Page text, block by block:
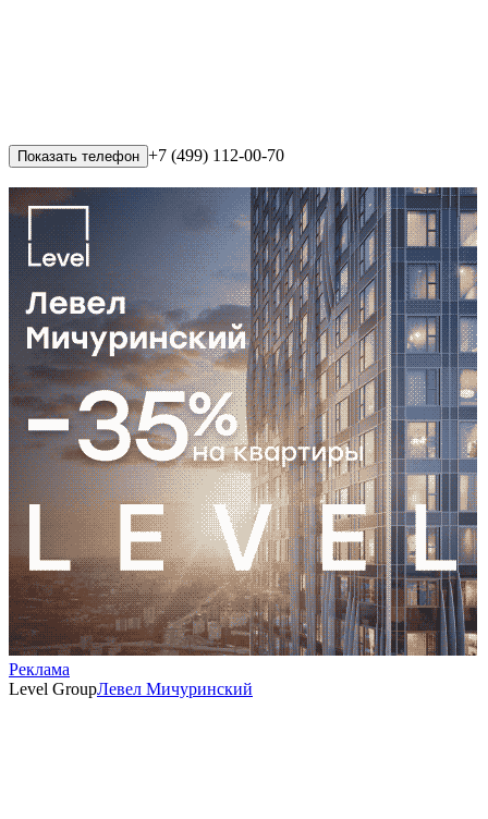
Показать телефон +7 (499) 112-00-70
Реклама
Level GroupЛевел Мичуринский